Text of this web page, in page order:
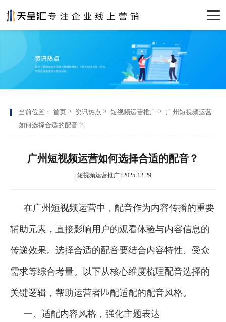
当前位置： 首页 资讯热点 短视频运营推广
广州短视频运营
如何选择合适的配音？
广州短视频运营如何选择合适的配音？
[短视频运营推广] 2025-12-29
在广州短视频运营中，配音作为内容传播的重要
辅助元素，直接影响用户的观看体验与内容信息的
传递效果。选择合适的配音要结合内容特性、受众
需求等综合考量。以下从核心维度梳理配音选择的
关键逻辑，帮助运营者匹配适配的配音风格。
一、适配内容风格，强化主题表达